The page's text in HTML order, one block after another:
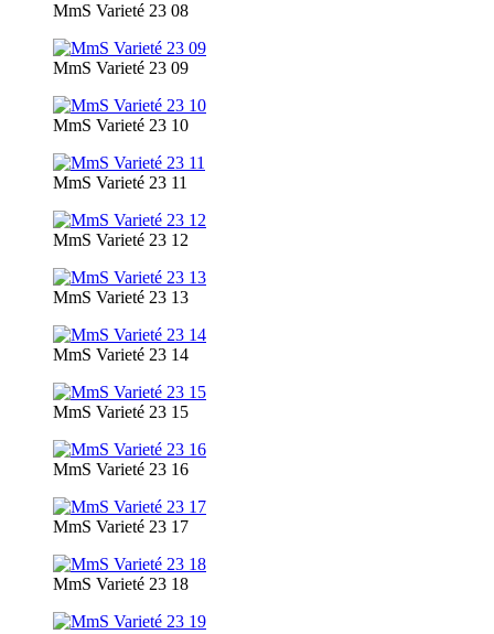
MmS Varieté 23 08
MmS Varieté 23 09
MmS Varieté 23 10
MmS Varieté 23 11
MmS Varieté 23 12
MmS Varieté 23 13
MmS Varieté 23 14
MmS Varieté 23 15
MmS Varieté 23 16
MmS Varieté 23 17
MmS Varieté 23 18